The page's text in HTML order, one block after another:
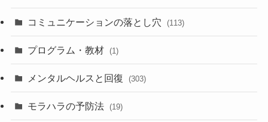
コミュニケーションの落とし穴 (113)
プログラム・教材 (1)
メンタルヘルスと回復 (303)
モラハラの予防法 (19)